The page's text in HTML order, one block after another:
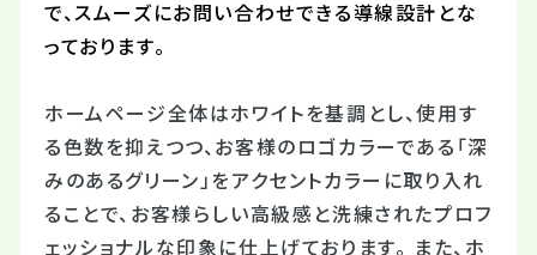
で、スムーズにお問い合わせできる導線設計とな
っております。
ホームページ全体はホワイトを基調とし、使用す
る色数を抑えつつ、お客様のロゴカラーである「深
みのあるグリーン」をアクセントカラーに取り入れ
ることで、お客様らしい高級感と洗練されたプロフ
ェッショナルな印象に仕上げております。 また、ホ